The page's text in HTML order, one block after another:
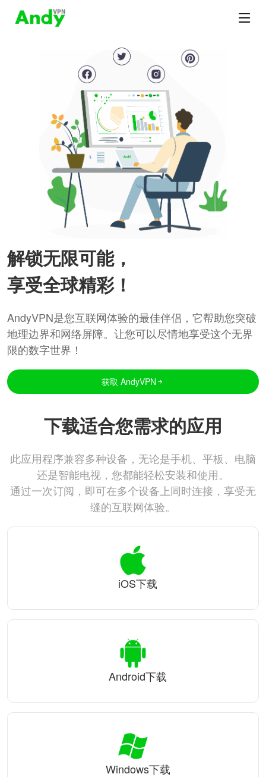
解锁无限可能，
享受全球精彩！
AndyVPN是您互联网体验的最佳伴侣，它帮助您突破
地理边界和网络屏障。让您可以尽情地享受这个无界
限的数字世界！
获取 AndyVPN
下载适合您需求的应用
此应用程序兼容多种设备，无论是手机、平板、电脑
还是智能电视，您都能轻松安装和使用。
通过一次订阅，即可在多个设备上同时连接，享受无
缝的互联网体验。
iOS下载
Android下载
Windows下载